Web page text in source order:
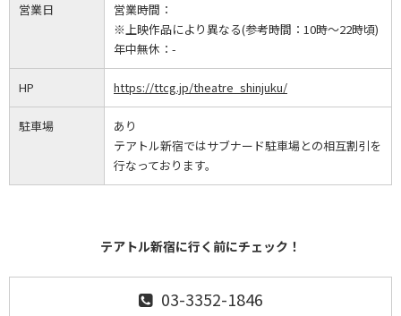
営業日
営業時間：
※上映作品により異なる(参考時間：10時～22時頃)
年中無休： -
HP https://ttcg.jp/theatre_shinjuku/
駐車場
あり
テアトル新宿ではサブナード駐車場との相互割引を
行なっております。
テアトル新宿に行く前にチェック！
03-3352-1846